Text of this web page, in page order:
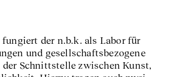
fungiert der n.b.k. als Labor für
und gesellschaftsbezogene
Schnittstelle zwischen Kunst,